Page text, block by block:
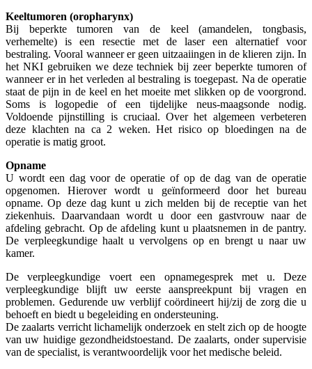
Keeltumoren (oropharynx)
Bij beperkte tumoren van de keel (amandelen, tongbasis,
verhemelte) is een resectie met de laser een alternatief voor
bestraling. Vooral wanneer er geen uitzaaiingen in de klieren zijn. In
het NKI gebruiken we deze techniek bij zeer beperkte tumoren of
wanneer er in het verleden al bestraling is toegepast. Na de operatie
staat de pijn in de keel en het moeite met slikken op de voorgrond.
Soms is logopedie of een tijdelijke neus-maagsonde nodig.
Voldoende pijnstilling is cruciaal. Over het algemeen verbeteren
deze klachten na ca 2 weken. Het risico op bloedingen na de
operatie is matig groot.
Opname
U wordt een dag voor de operatie of op de dag van de operatie
opgenomen. Hierover wordt u geïnformeerd door het bureau
opname. Op deze dag kunt u zich melden bij de receptie van het
ziekenhuis. Daarvandaan wordt u door een gastvrouw naar de
afdeling gebracht. Op de afdeling kunt u plaatsnemen in de pantry.
De verpleegkundige haalt u vervolgens op en brengt u naar uw
kamer.
De verpleegkundige voert een opnamegesprek met u. Deze
verpleegkundige blijft uw eerste aanspreekpunt bij vragen en
problemen. Gedurende uw verblijf coördineert hij/zij de zorg die u
behoeft en biedt u begeleiding en ondersteuning.
De zaalarts verricht lichamelijk onderzoek en stelt zich op de hoogte
van uw huidige gezondheidstoestand. De zaalarts, onder supervisie
van de specialist, is verantwoordelijk voor het medische beleid.